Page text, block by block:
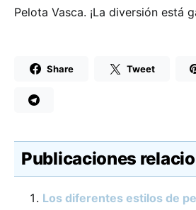
Pelota Vasca. ¡La diversión está
Share Tweet
Publicaciones
Los diferentes estilos de